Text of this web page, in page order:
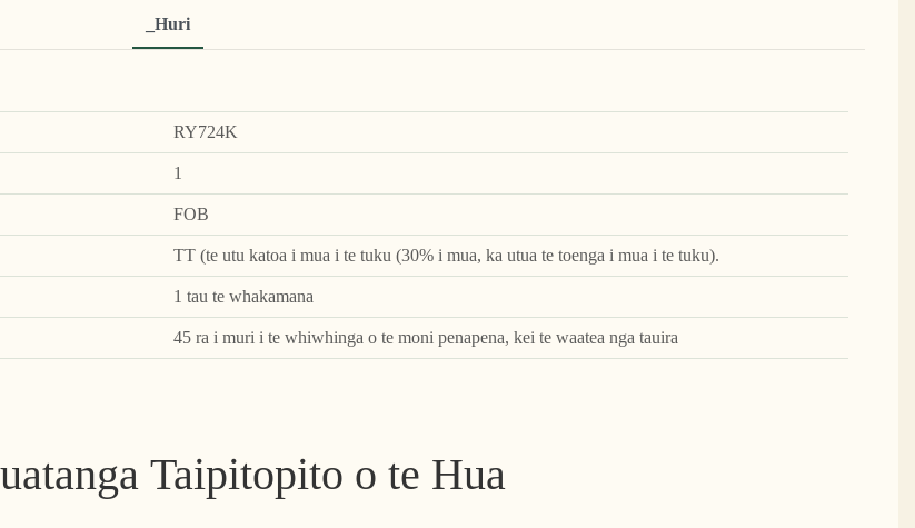
_Huri
RY724K
1
FOB
TT (te utu katoa i mua i te tuku (30% i mua, ka utua te toenga i mua i te tuku).
1 tau te whakamana
45 ra i muri i te whiwhinga o te moni penapena, kei te waatea nga tauira
Taipitopito o te Hua